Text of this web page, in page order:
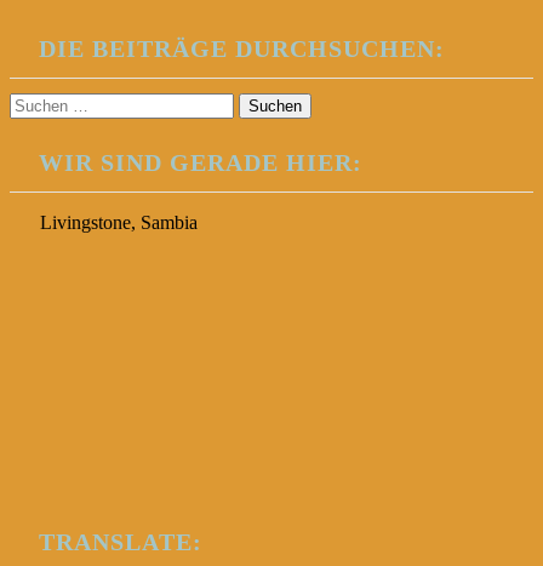
DIE BEITRÄGE DURCHSUCHEN:
Suchen
nach:
WIR SIND GERADE HIER:
Livingstone, Sambia
TRANSLATE: